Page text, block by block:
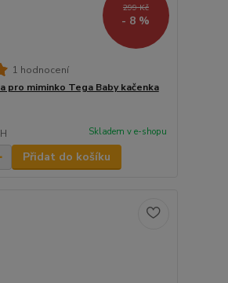
299 Kč
- 8 %
1 hodnocení
pro miminko Tega Baby kačenka
Skladem v e-shopu
Přidat do košíku